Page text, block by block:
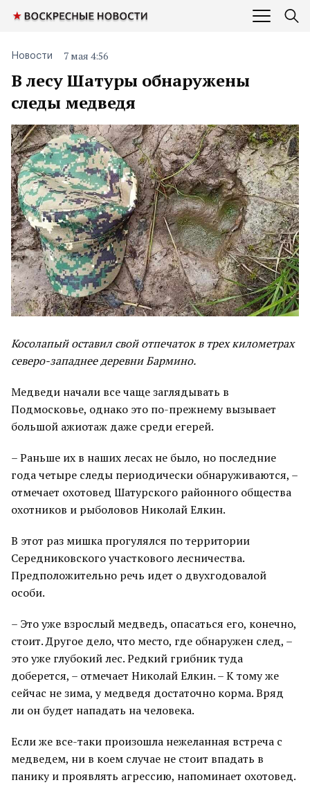
В лесу Шатуры обнаружены
следы медведя
Новости 7 мая 4:56
Косолапый оставил свой отпечаток в трех километрах
северо-западнее деревни Бармино.
Медведи начали все чаще заглядывать в
Подмосковье, однако это по-прежнему вызывает
большой ажиотаж даже среди егерей.
– Раньше их в наших лесах не было, но последние
года четыре следы периодически обнаруживаются, –
отмечает охотовед Шатурского районного общества
охотников и рыболовов Николай Елкин.
В этот раз мишка прогулялся по территории
Середниковского участкового лесничества.
Предположительно речь идет о двухгодовалой
особи.
– Это уже взрослый медведь, опасаться его, конечно,
стоит. Другое дело, что место, где обнаружен след, –
это уже глубокий лес. Редкий грибник туда
доберется, – отмечает Николай Елкин. – К тому же
сейчас не зима, у медведя достаточно корма. Вряд
ли он будет нападать на человека.
Если же все-таки произошла нежеланная встреча с
медведем, ни в коем случае не стоит впадать в
панику и проявлять агрессию, напоминает охотовед.